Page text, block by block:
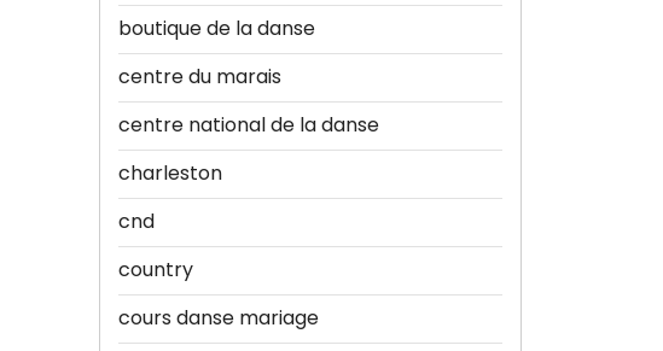
boutique de la danse
centre du marais
centre national de la danse
charleston
cnd
country
cours danse mariage